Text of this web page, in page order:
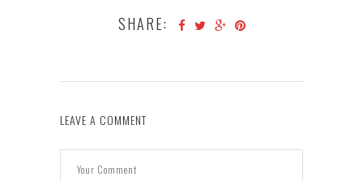
SHARE:
LEAVE A COMMENT